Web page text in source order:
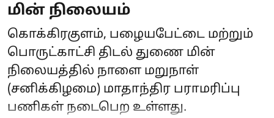
மின் நிலையம்
கொக்கிரகுளம், பழையபேட்டை மற்றும்
பொருட்காட்சி திடல் துணை மின்
நிலையத்தில் நாளை மறுநாள்
(சனிக்கிழமை) மாதாந்திர பராமரிப்பு
பணிகள் நடைபெற உள்ளது.